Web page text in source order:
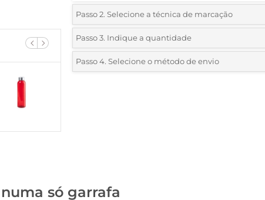
Passo 2. Selecione a técnica de marcação
*Selecione o tipo de marcação e as cores do logotipo:
1 Cor (Impressão circular)
Impressão digital full color (Impressão circular)
Passo 3. Indique a quantidade
*Quantidade mínima:75
Passo 4. Selecione o método de envio
só garrafa